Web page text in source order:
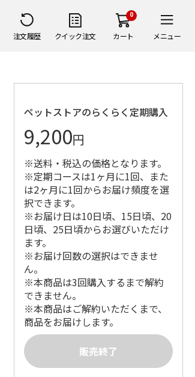
注文履歴 クイック注文
0
カート メニュー
ペットストアのらくらく定期購入
9,200円
※送料・税込の価格となります。
※定期コースは1ヶ月に1回、また
は2ヶ月に1回からお届け頻度を選
択できます。
※お届け日は10日頃、15日頃、20
日頃、25日頃からお選びいただけ
ます。
※お届け回数の選択はできませ
ん。
※本商品は3回購入するまで解約
できません。
※本商品はご解約いただくまで、
商品をお届けします。